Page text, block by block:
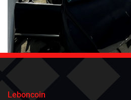
Leboncoin